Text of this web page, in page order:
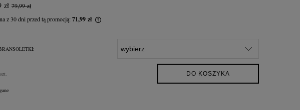
płatności
zł 79,99 zł
z 30 dni przed tą promocją: 71,99 zł
jest najniższa cena od
szt. DO KOSZYKA